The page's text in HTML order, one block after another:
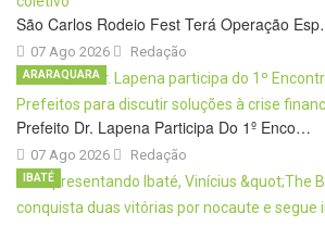
São Carlos Rodeio Fest Terá Operação
07 Ago 2026 Redação
Prefeito Dr. Lapena Participa Do 1º Enco…
07 Ago 2026
ARARAQUARA
Redação
IBATÉ